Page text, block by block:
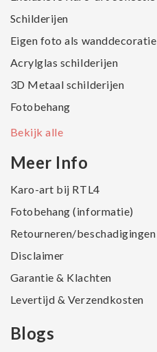
Schilderijen
Eigen foto als wanddecoratie
Acrylglas schilderijen
3D Metaal schilderijen
Fotobehang
Bekijk alle
Meer Info
Karo-art bij RTL4
Fotobehang (informatie)
Retourneren/beschadigingen
Disclaimer
Garantie & Klachten
Levertijd & Verzendkosten
Blogs